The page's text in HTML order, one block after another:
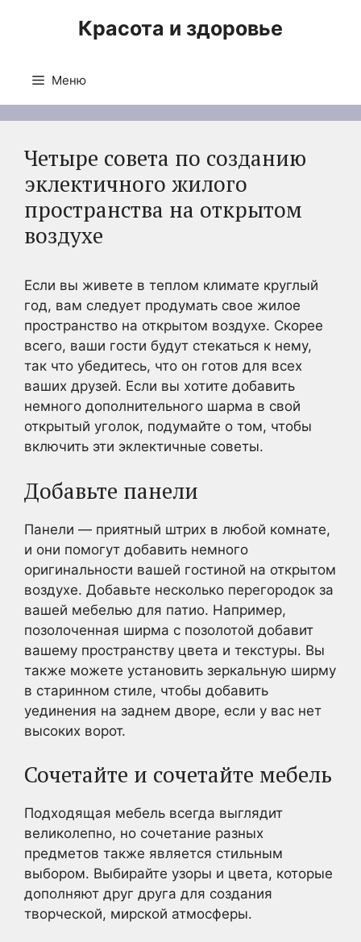
Красота и здоровье
Меню
Четыре совета по созданию
эклектичного жилого
пространства на открытом
воздухе
Если вы живете в теплом климате круглый
год, вам следует продумать свое жилое
пространство на открытом воздухе. Скорее
всего, ваши гости будут стекаться к нему,
так что убедитесь, что он готов для всех
ваших друзей. Если вы хотите добавить
немного дополнительного шарма в свой
открытый уголок, подумайте о том, чтобы
включить эти эклектичные советы.
Добавьте панели
Панели — приятный штрих в любой комнате,
и они помогут добавить немного
оригинальности вашей гостиной на открытом
воздухе. Добавьте несколько перегородок за
вашей мебелью для патио. Например,
позолоченная ширма с позолотой добавит
вашему пространству цвета и текстуры. Вы
также можете установить зеркальную ширму
в старинном стиле, чтобы добавить
уединения на заднем дворе, если у вас нет
высоких ворот.
Сочетайте и сочетайте мебель
Подходящая мебель всегда выглядит
великолепно, но сочетание разных
предметов также является стильным
выбором. Выбирайте узоры и цвета, которые
дополняют друг друга для создания
творческой, мирской атмосферы.